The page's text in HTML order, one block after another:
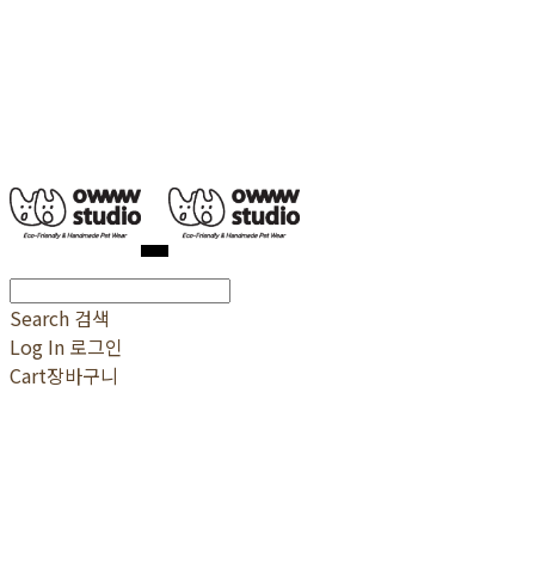
Search 검색
Log In 로그인
Cart장바구니